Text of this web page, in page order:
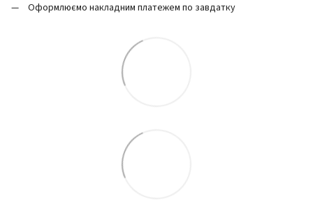
Оформлюємо накладним платежем по завдатку